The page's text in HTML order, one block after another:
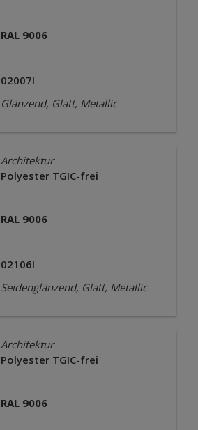
RAL 9006
02007I
Glänzend, Glatt, Metallic
Architektur
Polyester TGIC-frei
RAL 9006
02106I
Seidenglänzend, Glatt, Metallic
Architektur
Polyester TGIC-frei
RAL 9006